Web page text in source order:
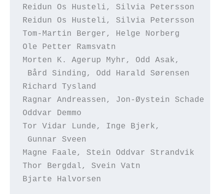
Reidun Os Husteli, Silvia Petersson
Reidun Os Husteli, Silvia Petersson
Tom-Martin Berger, Helge Norberg
Ole Petter Ramsvatn
Morten K. Agerup Myhr, Odd Asak,
Richard Tysland
Ragnar Andreassen, Jon-Øystein
Oddvar Demmo
Tor Vidar Lunde, Inge Bjerk,
Gunnar Sveen
Magne Faale, Stein Oddvar
Thor Bergdal, Svein Vatn
Bjarte Halvorsen